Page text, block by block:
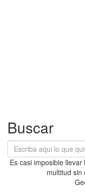
Buscar
Es casi imposible
multitud sin